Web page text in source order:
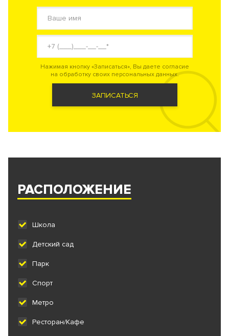
Нажимая кнопку «Записаться», Вы даете согласие
на обработку своих персональных данных.
ЗАПИСАТЬСЯ
РАСПОЛОЖЕНИЕ
Школа
Детский сад
Парк
Спорт
Метро
Ресторан/Кафе